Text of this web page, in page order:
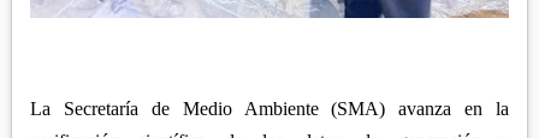
ZITLALTEPEC
PANOTLA
CALPULALPAN
La Secretaría de Medio Ambiente (SMA) avanza en la